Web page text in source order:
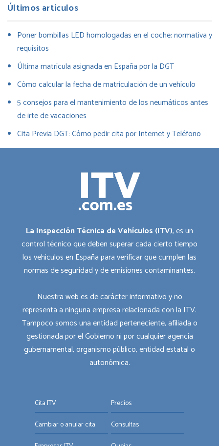
Últimos artículos
Poner bombillas LED homologadas en el coche: normativa y
requisitos
Última matrícula asignada en España por la DGT
Cómo calcular la fecha de matriculación de un vehículo
5 consejos para el mantenimiento de los neumáticos antes
de irte de vacaciones
Cita Previa DGT: Cómo pedir cita por Internet y Teléfono
La Inspección Técnica de Vehículos (ITV), es un
control técnico que deben superar cada cierto tiempo
los vehículos en España para verificar que cumplen las
normas de seguridad y de emisiones contaminantes.
Nuestra web es de carácter informativo y no
representa a ninguna empresa relacionada con la ITV.
Tampoco somos una entidad perteneciente, afiliada o
gestionada por el Gobierno ni por cualquier agencia
gubernamental, organismo público, entidad estatal o
autonómica.
Cita ITV
Cambiar o anular cita
Precios
Consultas